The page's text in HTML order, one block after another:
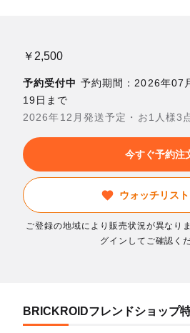
￥2,500
予約受付中 予約期間：2026年07
19日まで
2026年12月発送予定・お1人様3
今すぐ予約注
ウォッチリス
ご登録の地域により販売状況が異なり
グインしてご確認く
BRICKROIDフレンドショップ